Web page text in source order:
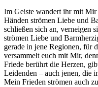
Im Geiste wandert ihr mit Mir
Händen strömen Liebe und
schließen sich an, verneigen
strömen Liebe und
gerade in jene Regionen, für
versammelt euch mit Mir,
Friede berührt die Herzen,
Leidenden – auch jenen, die
Mein Frieden strömen auch